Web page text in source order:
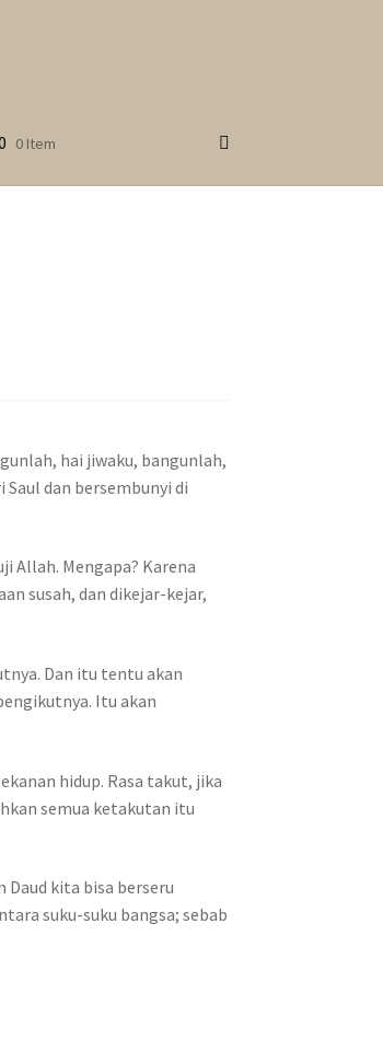
0 Item
hai jiwaku, bangunlah,
dan bersembunyi di
Allah. Mengapa? Karena
susah, dan dikejar-kejar,
Dan itu tentu akan
Itu akan
hidup. Rasa takut, jika
semua ketakutan itu
Daud kita bisa berseru
suku-suku bangsa; sebab